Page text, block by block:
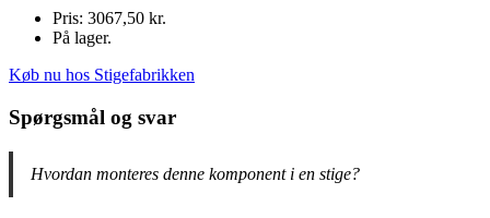
Pris: 3067,50 kr.
På lager.
Køb nu hos Stigefabrikken
Spørgsmål og svar
Hvordan monteres denne komponent i en stige?